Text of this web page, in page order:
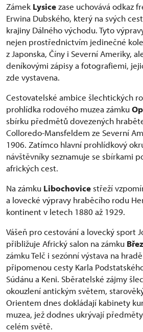
Zámek Lysicezase uchovává odkaz
Erwina Dubského, který na svých
krajiny Dálného východu. Tyto
nejen prostřednictvím jedinečné
z Japonska, Číny i Severní Ameriky,
deníkovými zápisy a fotografiemi,
zde vystavena.
Cestovatelské ambice šlechtických
prohlídka rodového muzea zámku
sbírku předmětů dovezených
Colloredo-Mansfeldem ze Severní
1906. Zatímco hlavní prohlídkový
návštěvníky seznamuje se sbírkami
afrických cest.
Na zámku Libochovice střeží
a lovecké výpravy hraběcího rodu
kontinent v letech 1880 až 1929.
Vášeň pro cestování a lovecký sport
přibližuje Africký salon na zámku
zámku Telč i sezónní výstava na
připomenou cesty Karla
Súdánu a Keni. Sběratelské zájmy
okouzlení antickým světem,
Orientem dnes dokládají kabinety
muzea, jež dodnes ukrývají
celém světě.